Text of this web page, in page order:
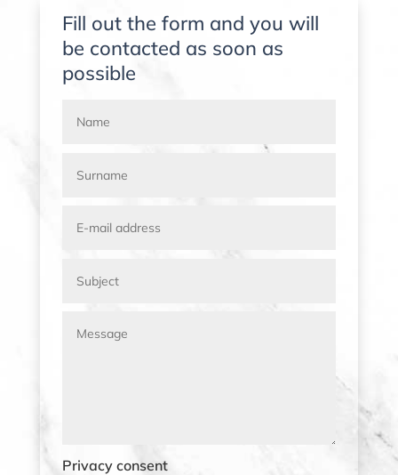
Fill out the form and you will
be contacted as soon as
possible
Privacy consent